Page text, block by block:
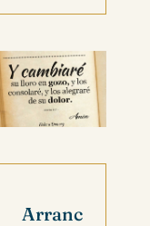
Arranc